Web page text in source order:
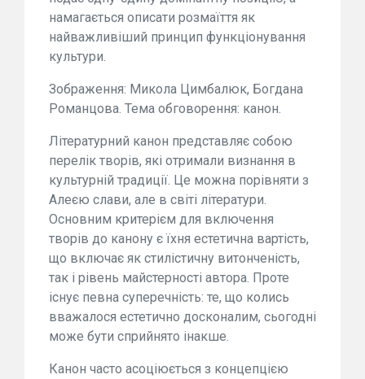
намагається описати розмаїття як
найважливіший принцип функціонування
культури.
Зображення: Микола Цимбалюк, Богдана
Романцова. Тема обговорення: канон.
Літературний канон представляє собою
перелік творів, які отримали визнання в
культурній традиції. Це можна порівняти з
Алеєю слави, але в світі літератури.
Основним критерієм для включення
творів до канону є їхня естетична вартість,
що включає як стилістичну витонченість,
так і рівень майстерності автора. Проте
існує певна суперечність: те, що колись
вважалося естетично досконалим, сьогодні
може бути сприйнято інакше.
Канон часто асоціюється з концепцією